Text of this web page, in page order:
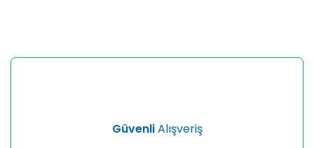
Yorum Yaz
Ürün fiyatı diğer sitelerden daha pahalı.
GüvenliAlışveriş